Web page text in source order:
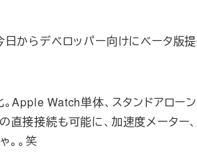
からデベロッパー向けにベータ版提
Apple Watch単体、スタンドアロー
直接接続も可能に、加速度メーター
。。笑